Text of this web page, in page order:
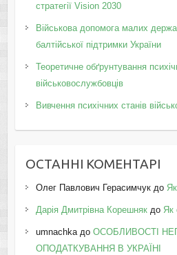
стратегії Vision 2030
Військова допомога малих
балтійської підтримки України
Теоретичне обґрунтування
військовослужбовців
Вивчення психічних станів
ОСТАННІ КОМЕНТАРІ
Олег Павлович Герасимчукдо
Дарія Дмитрівна Корешнякдо Як
umnachkaдо ОСОБЛИВОСТІ
ОПОДАТКУВАННЯ В УКРАЇНІ